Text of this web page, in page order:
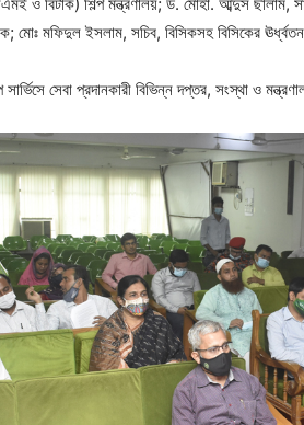
মফিদুল ইসলাম, সচিব, বিসিকসহ বিসিকের ঊর্ধ্বতন
সার্ভিসে সেবা প্রদানকারী বিভিন্ন দপ্তর, সংস্থা ও